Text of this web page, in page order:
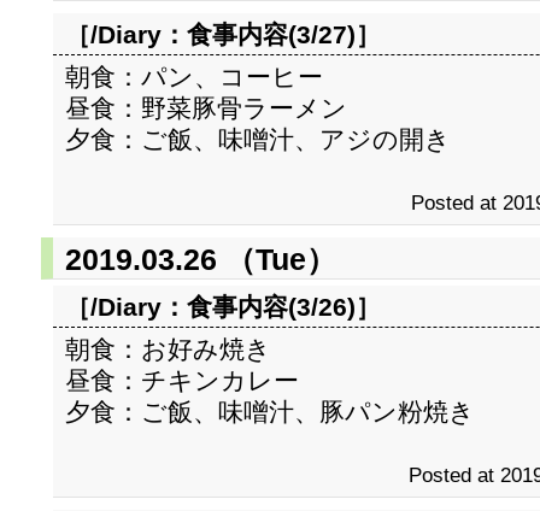
［/Diary： 食事内容(3/27)］
朝食：パン、コーヒー
昼食：野菜豚骨ラーメン
夕食：ご飯、味噌汁、アジの開き
Posted at
2019.03.26 （Tue）
［/Diary： 食事内容(3/26)］
朝食：お好み焼き
昼食：チキンカレー
夕食：ご飯、味噌汁、豚パン粉焼き
Posted at